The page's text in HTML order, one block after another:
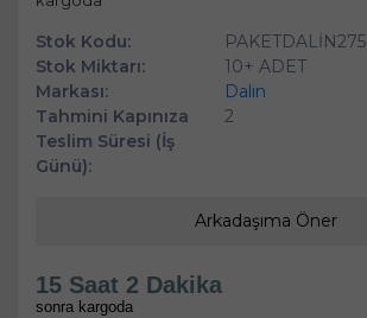
Stok Kodu:
PAKETDALİN275
Stok Miktarı:
10+ ADET
Markası:
Dalin
Tahmini Kapınıza
Teslim Süresi (İş
Günü):
2
Arkadaşıma Öner
15 Saat 2 Dakika
sonra kargoda